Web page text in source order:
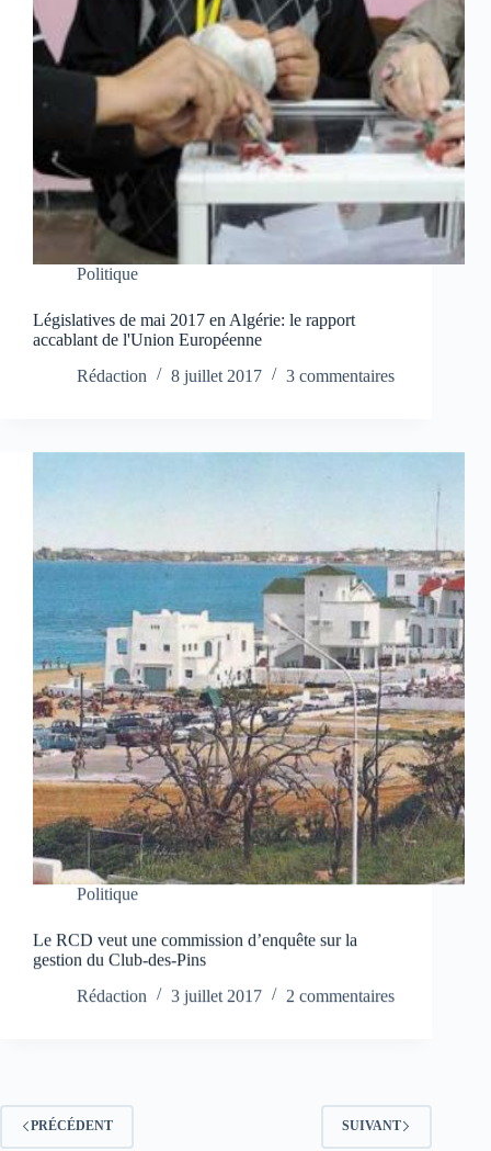
Politique
Législatives de mai 2017 en Algérie: le rapport
accablant de l'Union Européenne
Rédaction
8 juillet 2017 3 commentaires
Politique
Le RCD veut une commission d’enquête sur la
gestion du Club-des-Pins
Rédaction
3 juillet 2017 2 commentaires
PRÉCÉDENT SUIVANT